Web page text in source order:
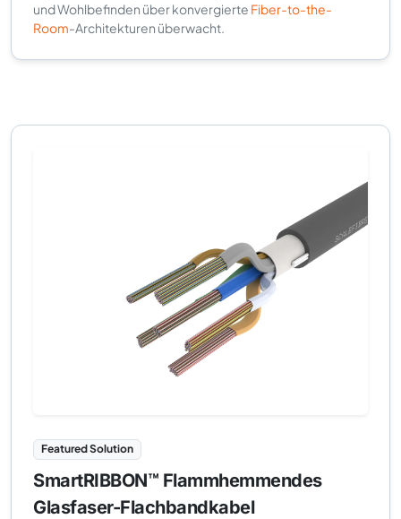
und Wohlbefinden über konvergierte Fiber-to-the-
Room-Architekturen überwacht.
Featured Solution
SmartRIBBON™ Flammhemmendes
Glasfaser-Flachbandkabel